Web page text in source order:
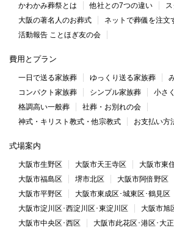
かわかみ葬祭とは 他社との7つの違い
大阪の著名人のお葬式
ネットで葬儀を注文
活動報告 ことほぎ友の会
費用とプラン
一日で送る家族葬 ゆっくり送る家族葬
コンパクト家族葬
シンプル家族葬
小さ
格調高い一般葬
社葬・お別れの会
神式・キリスト教式・他宗教式
お支払い方
式場案内
大阪市生野区 大阪市天王寺区 大阪市東
大阪市福島区
堺市北区 大阪市阿倍野区
大阪市平野区
大阪市東成区･城東区･鶴見区
大阪市淀川区･西淀川区･東淀川区
大阪市旭
大阪市中央区･西区
大阪市此花区･港区･大